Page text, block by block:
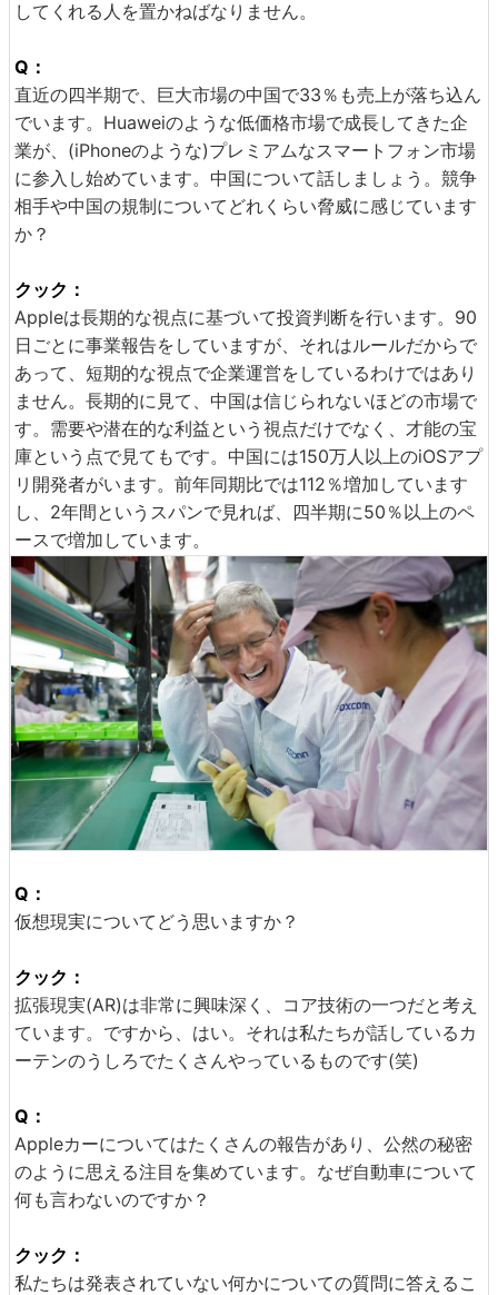
してくれる人を置かねばなりません。
Q：
直近の四半期で、巨大市場の中国で33％も売上が落ち込ん
でいます。Huaweiのような低価格市場で成長してきた企
業が、(iPhoneのような)プレミアムなスマートフォン市場
に参入し始めています。中国について話しましょう。競争
相手や中国の規制についてどれくらい脅威に感じています
か？
クック：
Appleは長期的な視点に基づいて投資判断を行います。90
日ごとに事業報告をしていますが、それはルールだからで
あって、短期的な視点で企業運営をしているわけではあり
ません。長期的に見て、中国は信じられないほどの市場で
す。需要や潜在的な利益という視点だけでなく、才能の宝
庫という点で見てもです。中国には150万人以上のiOSアプ
リ開発者がいます。前年同期比では112％増加しています
し、2年間というスパンで見れば、四半期に50％以上のペ
ースで増加しています。
Q：
仮想現実についてどう思いますか？
クック：
拡張現実(AR)は非常に興味深く、コア技術の一つだと考え
ています。ですから、はい。それは私たちが話しているカ
ーテンのうしろでたくさんやっているものです(笑)
Q：
Appleカーについてはたくさんの報告があり、公然の秘密
のように思える注目を集めています。なぜ自動車について
何も言わないのですか？
クック：
私たちは発表されていない何かについての質問に答えるこ